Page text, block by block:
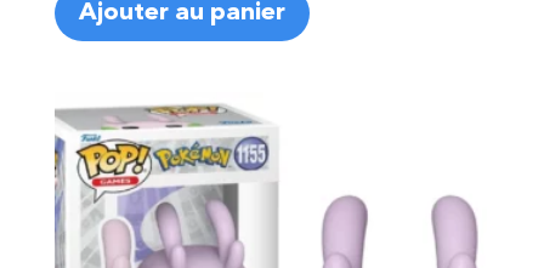
Ajouter au panier